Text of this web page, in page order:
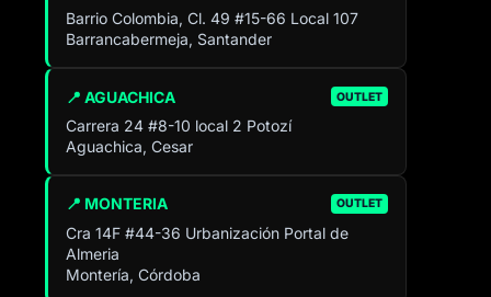
Barrio Colombia, Cl. 49 #15-66 Local 107
Barrancabermeja, Santander
📍 AGUACHICA OUTLET
Carrera 24 #8-10 local 2 Potozí
Aguachica, Cesar
📍 MONTERIA OUTLET
Cra 14F #44-36 Urbanización Portal de
Almeria
Montería, Córdoba